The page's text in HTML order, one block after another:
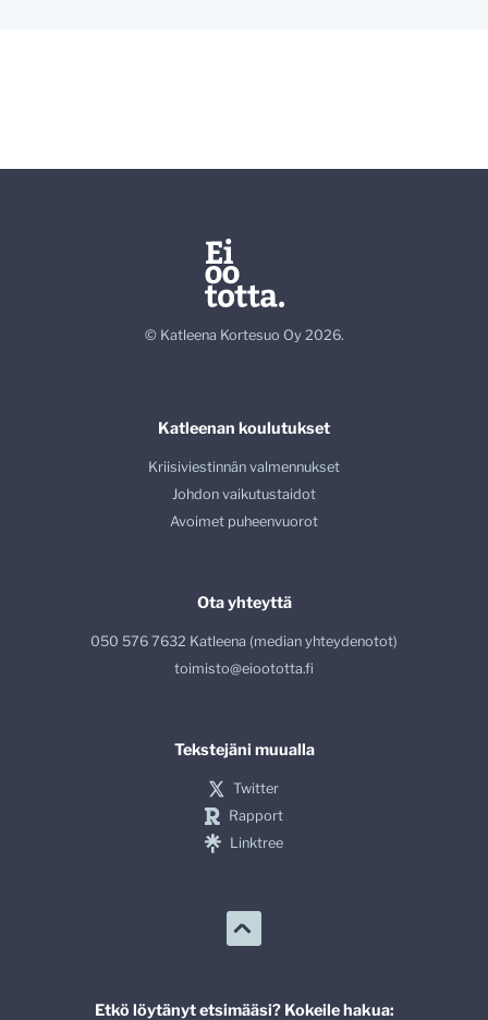
© Katleena Kortesuo Oy 2026.
Katleenan koulutukset
Kriisiviestinnän valmennukset
Johdon vaikutustaidot
Avoimet puheenvuorot
Ota yhteyttä
050 576 7632 Katleena (median yhteydenotot)
toimisto@eioototta.fi
Tekstejäni muualla
Twitter
Rapport
Linktree
Etkö löytänyt etsimääsi? Kokeile hakua: